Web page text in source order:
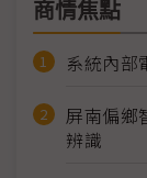
商情焦點
系統內部
屏南偏鄉
辨識